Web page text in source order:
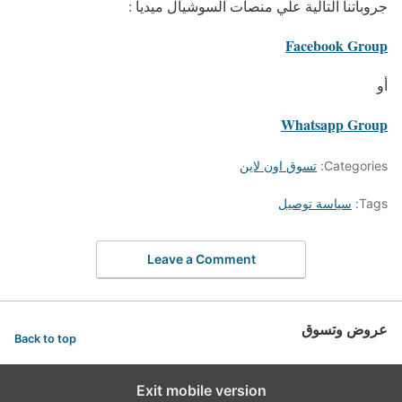
جروباتنا التالية علي منصات السوشيال ميديا :
Facebook Group
أو
Whatsapp Group
Categories: تسوق اون لاين
Tags: سياسة توصيل
Leave a Comment
عروض وتسوق Back to top
Exit mobile version